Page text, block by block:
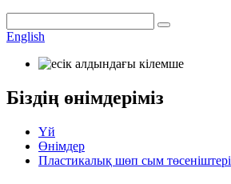
English
Біздің өнімдеріміз
Үй
Өнімдер
Пластикалық шөп сым төсеніштері